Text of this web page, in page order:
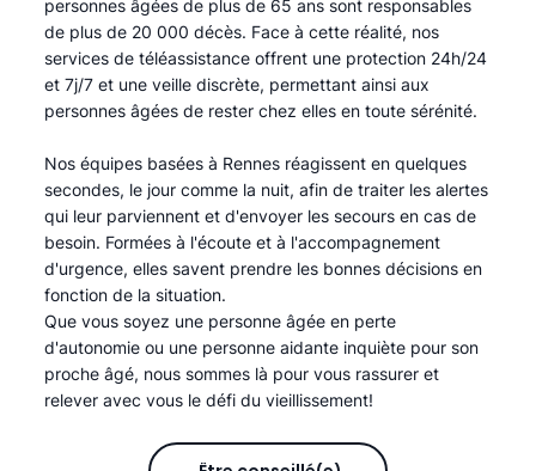
personnes âgées de plus de 65 ans sont responsables
de plus de 20 000 décès. Face à cette réalité, nos
services de téléassistance offrent une protection 24h/24
et 7j/7 et une veille discrète, permettant ainsi aux
personnes âgées de rester chez elles en toute sérénité.​
Nos équipes basées à Rennes réagissent en quelques
secondes, le jour comme la nuit, afin de traiter les alertes
qui leur parviennent et d'envoyer les secours en cas de
besoin. Formées à l'écoute et à l'accompagnement
d'urgence, elles savent prendre les bonnes décisions en
fonction de la situation.
Que vous soyez une personne âgée en perte
d'autonomie ou une personne aidante inquiète pour son
proche âgé, nous sommes là pour vous rassurer et
relever avec vous le défi du vieillissement!